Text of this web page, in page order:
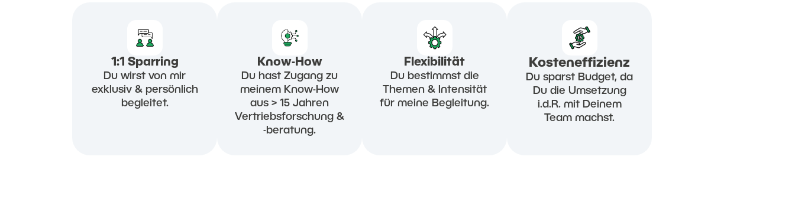
1:1 Sparring
Du wirst von mir
exklusiv & persönlich
begleitet.
Know-How
Du hast Zugang zu
meinem Know-How
aus > 15 Jahren
Vertriebsforschung &
-beratung.
Flexibilität
Du bestimmst die
Themen & Intensität
für meine Begleitung.
Kosteneffizienz
Du sparst Budget, da
Du die Umsetzung
i.d.R. mit Deinem
Team machst.